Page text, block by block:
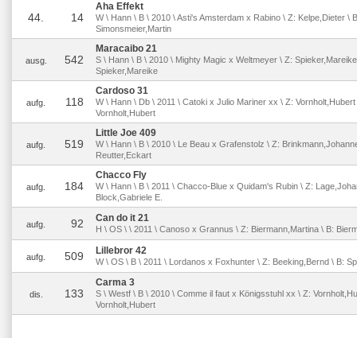
44. 14
Aha Effekt
W \ Hann \ B \ 2010 \ Asti's Amsterdam x Rabino \ Z: Kelpe,Dieter \
Simonsmeier,Martin
ausg. 542
Maracaibo 21
S \ Hann \ B \ 2010 \ Mighty Magic x Weltmeyer \ Z:
Spieker,Mareike
aufg. 118
Cardoso 31
W \ Hann \ Db \ 2011 \ Catoki x Julio Mariner xx \ Z: Vornholt,Hubert
Vornholt,Hubert
aufg. 519
Little Joe 409
W \ Hann \ B \ 2010 \ Le Beau x Grafenstolz \ Z:
Reutter,Eckart
aufg. 184
Chacco Fly
W \ Hann \ B \ 2011 \ Chacco-Blue x Quidam's Rubin \ Z:
Block,Gabriele E.
aufg. 92 Can do it 21
H \ OS \ \ 2011 \ Canoso x Grannus \ Z: Biermann,Martina \ B:
aufg. 509 Lillebror 42
W \ OS \ B \ 2011 \ Lordanos x Foxhunter \ Z: Beeking,Bernd \ B:
dis. 133
Carma 3
S \ Westf \ B \ 2010 \ Comme il faut x Königsstuhl xx \ Z:
Vornholt,Hubert